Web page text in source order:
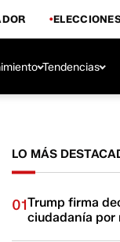
Tendencias
LO MÁS
01Trump firma
ciudadanía por